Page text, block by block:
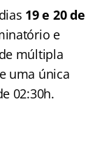
19 e 20 de
e
múltipla
uma única
02:30h.